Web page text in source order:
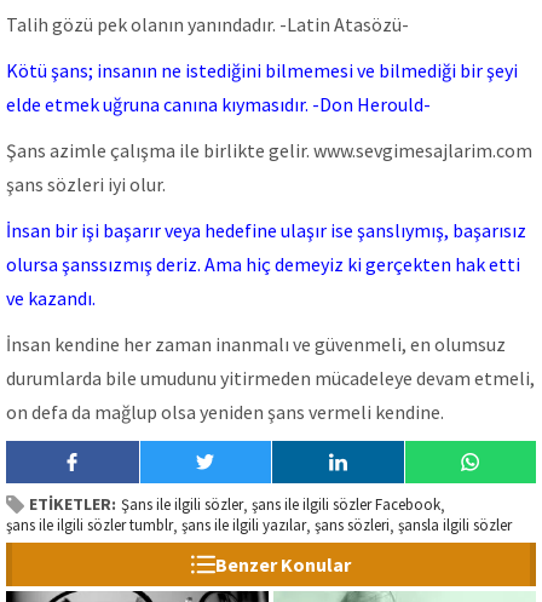
Talih gözü pek olanın yanındadır. -Latin Atasözü-
Kötü şans; insanın ne istediğini bilmemesi ve bilmediği bir şeyi
elde etmek uğruna canına kıymasıdır. -Don Herould-
Şans azimle çalışma ile birlikte gelir. www.sevgimesajlarim.com
şans sözleri iyi olur.
İnsan bir işi başarır veya hedefine ulaşır ise şanslıymış, başarısız
olursa şanssızmış deriz. Ama hiç demeyiz ki gerçekten hak etti
ve kazandı.
İnsan kendine her zaman inanmalı ve güvenmeli, en olumsuz
durumlarda bile umudunu yitirmeden mücadeleye devam etmeli,
on defa da mağlup olsa yeniden şans vermeli kendine.
ETİKETLER: Şans ile ilgili sözler, şans ile ilgili sözler Facebook,
şans ile ilgili sözler tumblr, şans ile ilgili yazılar, şans sözleri, şansla ilgili sözler
Benzer Konular